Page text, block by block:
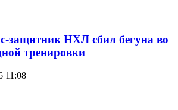
защитник НХЛ сбил бегуна во
тренировки
11:08